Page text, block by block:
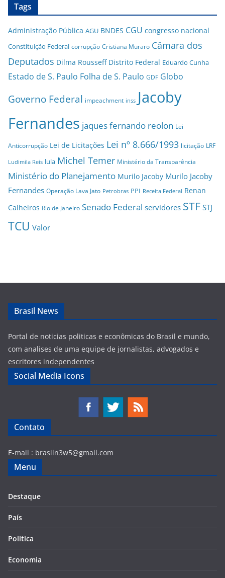
Tags
Administração Pública AGU BNDES CGU congresso nacional
Constituição Federal corrupção Cristiana Muraro Câmara dos
Deputados Dilma Rousseff Distrito Federal Eduardo Cunha
Estado de S. Paulo Folha de S. Paulo GDF Globo
Governo Federal impeachment inss Jacoby
Fernandes jaques fernando reolon Lei
Anticorrupção Lei de Licitações Lei nº 8.666/1993 licitação LRF
Ludimila Reis lula Michel Temer Ministério da Transparência
Ministério do Planejamento Murilo Jacoby Murilo Jacoby
Fernandes Operação Lava Jato Petrobras PPI Receita Federal Renan
Calheiros Rio de Janeiro Senado Federal servidores STF STJ
TCU Valor
Brasil News
Portal de noticias politicas e econômicas do Brasil e mundo,
com analises de uma equipe de jornalistas, advogados e
escritores independentes
Social Media Icons
Contato
E-mail : brasiln3w5@gmail.com
Menu
Destaque
País
Politica
Economia